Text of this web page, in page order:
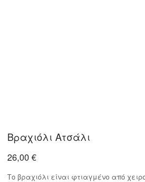
Βραχιόλι Ατσάλι
26,00 €
Το βραχιόλι είναι φτιαγμένο από